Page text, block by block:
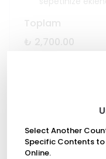
Select Another
Specific Contents
Online.
Toplam
₺ 2,700.00